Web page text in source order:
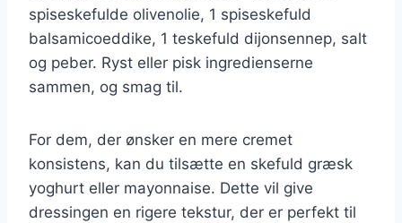
spiseskefulde olivenolie, 1 spiseskefuld
balsamicoeddike, 1 teskefuld dijonsennep, salt
og peber. Ryst eller pisk ingredienserne
sammen, og smag til.
For dem, der ønsker en mere cremet
konsistens, kan du tilsætte en skefuld græsk
yoghurt eller mayonnaise. Dette vil give
dressingen en rigere tekstur, der er perfekt til